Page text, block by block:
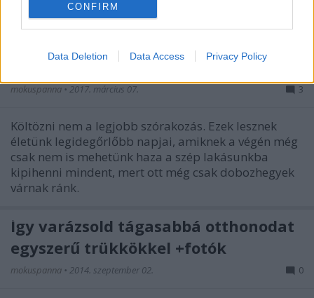
CONFIRM
Data Deletion Data Access Privacy Policy
3 kicsi és egy hatalmas hiba, amit
költözés előtt elkövetnek az
emberek
mokuspanna • 2017. március 07. 3
Költözni nem a legjobb szórakozás. Ezek lesznek
életünk legidegőrlőbb napjai, amiknek a végén még
csak nem is mehetünk haza a szép lakásunkba
kipihenni mindent, mert ott még csak dobozhegyek
várnak ránk.
Így varázsold tágasabbá otthonodat
egyszerű trükkökkel +fotók
mokuspanna • 2014. szeptember 02. 0